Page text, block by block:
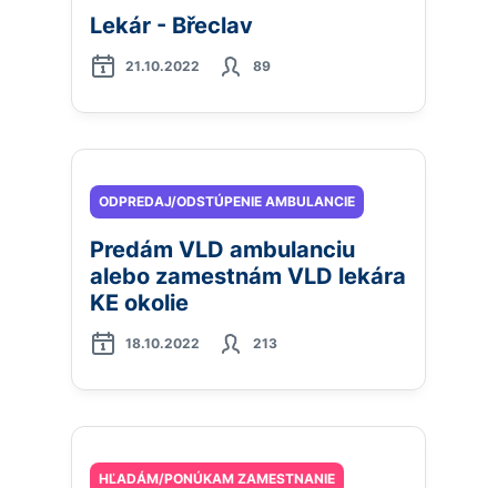
Lekár - Břeclav
21.10.2022 89
ODPREDAJ/ODSTÚPENIE AMBULANCIE
Predám VLD ambulanciu
alebo zamestnám VLD lekára
KE okolie
18.10.2022 213
HĽADÁM/PONÚKAM ZAMESTNANIE